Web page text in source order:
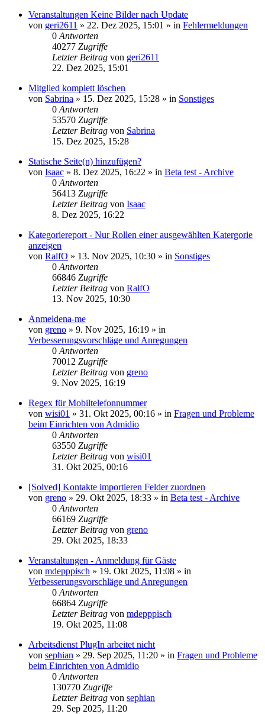
Veranstaltungen Keine Bilder nach Update
von geri2611 » 22. Dez 2025, 15:01 » in Fehlermeldungen
0 Antworten
40277 Zugriffe
Letzter Beitrag von geri2611
22. Dez 2025, 15:01
Mitglied komplett löschen
von Sabrina » 15. Dez 2025, 15:28 » in Sonstiges
0 Antworten
53570 Zugriffe
Letzter Beitrag von Sabrina
15. Dez 2025, 15:28
Statische Seite(n) hinzufügen?
von Isaac » 8. Dez 2025, 16:22 » in Beta test - Archive
0 Antworten
56413 Zugriffe
Letzter Beitrag von Isaac
8. Dez 2025, 16:22
Kategoriereport - Nur Rollen einer ausgewählten Katergorie
anzeigen
von RalfO » 13. Nov 2025, 10:30 » in Sonstiges
0 Antworten
66846 Zugriffe
Letzter Beitrag von RalfO
13. Nov 2025, 10:30
Anmeldena-me
von greno » 9. Nov 2025, 16:19 » in
Verbesserungsvorschläge und Anregungen
0 Antworten
70012 Zugriffe
Letzter Beitrag von greno
9. Nov 2025, 16:19
Regex für Mobiltelefonnummer
von wisi01 » 31. Okt 2025, 00:16 » in Fragen und Probleme
beim Einrichten von Admidio
0 Antworten
63550 Zugriffe
Letzter Beitrag von wisi01
31. Okt 2025, 00:16
[Solved] Kontakte importieren Felder zuordnen
von greno » 29. Okt 2025, 18:33 » in Beta test - Archive
0 Antworten
66169 Zugriffe
Letzter Beitrag von greno
29. Okt 2025, 18:33
Veranstaltungen - Anmeldung für Gäste
von mdepppisch » 19. Okt 2025, 11:08 » in
Verbesserungsvorschläge und Anregungen
0 Antworten
66864 Zugriffe
Letzter Beitrag von mdepppisch
19. Okt 2025, 11:08
Arbeitsdienst PlugIn arbeitet nicht
von sephian » 29. Sep 2025, 11:20 » in Fragen und Probleme
beim Einrichten von Admidio
0 Antworten
130770 Zugriffe
Letzter Beitrag von sephian
29. Sep 2025, 11:20